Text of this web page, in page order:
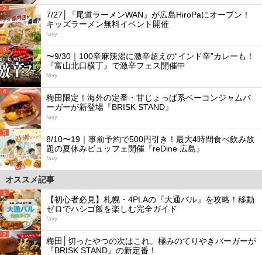
2
7/27│『尾道ラーメンWAN』が広島HiroPaにオープン！
キッズラーメン無料イベント開催
favy
3
〜9/30｜100辛麻辣湯に激辛超えの“インド辛”カレーも！
『富山北口横丁』で激辛フェス開催中
favy
4
梅田限定！海外の定番・甘じょっぱ系ベーコンジャムバ
ーガーが新登場『BRISK STAND』
favy
5
8/10〜19｜事前予約で500円引き！最大4時間食べ飲み放
題の夏休みビュッフェ開催『reDine 広島』
favy
オススメ記事
1
【初心者必見】札幌・4PLAの『大通バル』を攻略！移動
ゼロでハシゴ飯を楽しむ完全ガイド
favy
2
梅田│切ったやつの次はこれ。極みのてりやきバーガーが
『BRISK STAND』の新定番！